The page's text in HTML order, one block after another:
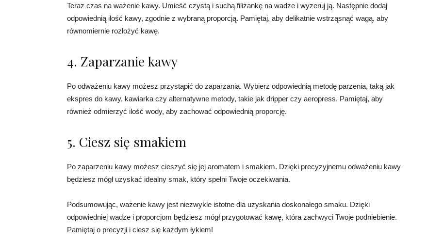
Teraz czas na ważenie kawy. Umieść czystą i suchą filiżankę na wadze i wyzeruj ją. Następnie dodaj
odpowiednią ilość kawy, zgodnie z wybraną proporcją. Pamiętaj, aby delikatnie wstrząsnąć wagą, aby
równomiernie rozłożyć kawę.
4. Zaparzanie kawy
Po odważeniu kawy możesz przystąpić do zaparzania. Wybierz odpowiednią metodę parzenia, taką jak
ekspres do kawy, kawiarka czy alternatywne metody, takie jak dripper czy aeropress. Pamiętaj, aby
również odmierzyć ilość wody, aby zachować odpowiednią proporcję.
5. Ciesz się smakiem
Po zaparzeniu kawy możesz cieszyć się jej aromatem i smakiem. Dzięki precyzyjnemu odważeniu kawy
będziesz mógł uzyskać idealny smak, który spełni Twoje oczekiwania.
Podsumowując, ważenie kawy jest niezwykle istotne dla uzyskania doskonałego smaku. Dzięki
odpowiedniej wadze i proporcjom będziesz mógł przygotować kawę, która zachwyci Twoje podniebienie.
Pamiętaj o precyzji i ciesz się każdym łykiem!